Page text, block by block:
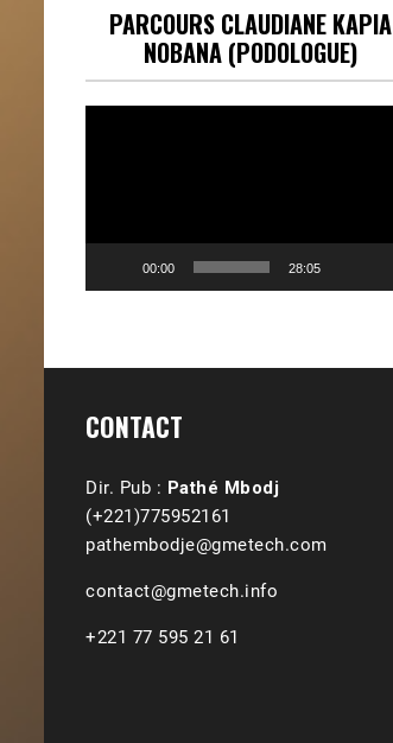
PARCOURS CLAUDIANE KAPIA
NOBANA (PODOLOGUE)
00:00 28:05
CONTACT
Dir. Pub : Pathé Mbodj
(+221)775952161
pathembodje@gmetech.com
contact@gmetech.info
+221 77 595 21 61